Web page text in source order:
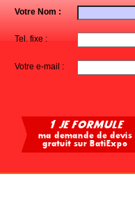
Votre Nom :
Tel. fixe :
Votre e-mail :